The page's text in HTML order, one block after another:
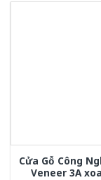
Cửa Gỗ Công
Veneer 3A